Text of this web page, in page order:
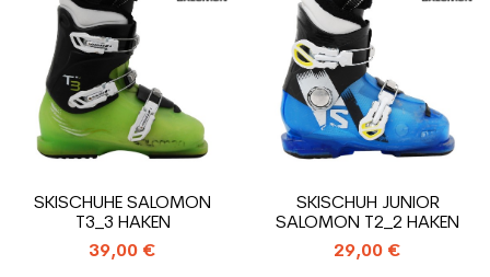
SKISCHUHE SALOMON
T3_3 HAKEN
39,00 €
SKISCHUH JUNIOR
SALOMON T2_2 HAKEN
29,00 €